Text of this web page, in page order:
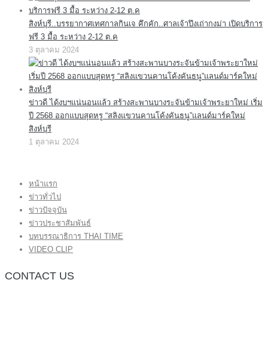
สิงห์บุรี..บรรยากาศเทศกาลกินเจ คึกคัก..ศาลเจ้าปึงเถ่ากงม่า เปิดบริการ
ฟรี 3 มื้อ ระหว่าง 2-12 ต.ค
3 ตุลาคม 2024
ข่าวดี ได้งบฯแน่นอนแล้ว สร้างสะพานบางระจันข้ามเจ้าพระยาใหม่ เริ่ม
ปี 2568 ออกแบบสุดหรู “สลิงแขวนคานโค้งคันธนู”แลนด์มาร์คใหม่
สิงห์บุรี
1 ตุลาคม 2024
หน้าแรก
ข่าวทั่วไป
ข่าวปัจจุบัน
ข่าวประชาสัมพันธ์
บทบรรณาธิการ THAI TIME
VIDEO CLIP
CONTACT US